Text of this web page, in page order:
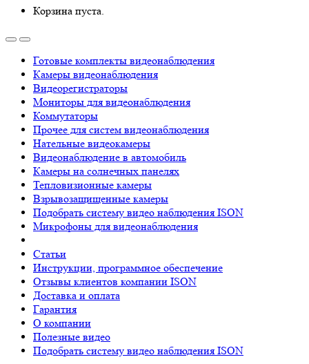
Корзина пуста.
Готовые комплекты видеонаблюдения
Камеры видеонаблюдения
Видеорегистраторы
Мониторы для видеонаблюдения
Коммутаторы
Прочее для систем видеонаблюдения
Нательные видеокамеры
Видеонаблюдение в автомобиль
Камеры на солнечных панелях
Тепловизионные камеры
Взрывозащищенные камеры
Подобрать систему видео наблюдения ISON
Микрофоны для видеонаблюдения
Статьи
Инструкции, программное обеспечение
Отзывы клиентов компании ISON
Доставка и оплата
Гарантия
О компании
Полезные видео
Подобрать систему видео наблюдения ISON